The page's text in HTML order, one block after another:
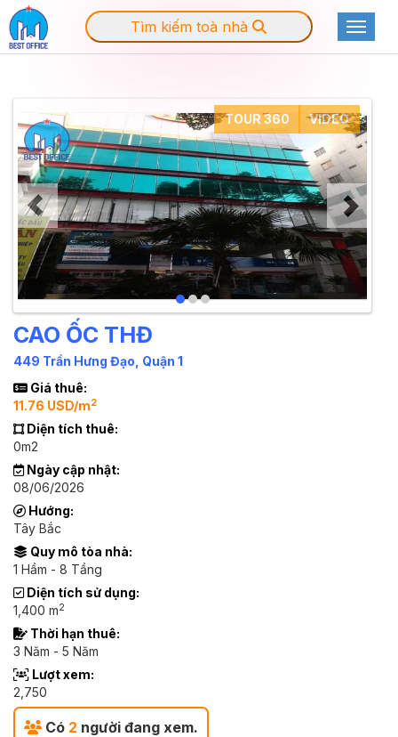
Tìm kiếm toà nhà
TOUR 360 VIDEO
CAO ỐC THĐ
449 Trần Hưng Đạo, Quận 1
Giá thuê:
11.76 USD/m2
Diện tích thuê:
0m2
Ngày cập nhật:
08/06/2026
Hướng:
Tây Bắc
Quy mô tòa nhà:
1 Hầm - 8 Tầng
Diện tích sử dụng:
1,400 m2
Thời hạn thuê:
3 Năm - 5 Năm
Lượt xem:
2,750
Có 2 người đang xem.